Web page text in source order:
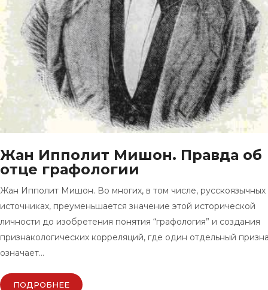
Жан Ипполит Мишон. Правда об
отце графологии
Жан Ипполит Мишон. Во многих, в том числе, русскоязычных
источниках, преуменьшается значение этой исторической
личности до изобретения понятия “графология” и создания
признакологических корреляций, где один отдельный
означает…
ПОДРОБНЕЕ